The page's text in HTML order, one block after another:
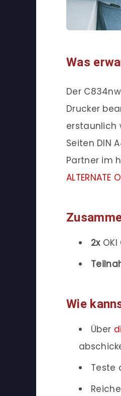
Was
Der
Drucker
erstaunlich
Seiten DIN
Partner im
2x
Wie
Über
Teste